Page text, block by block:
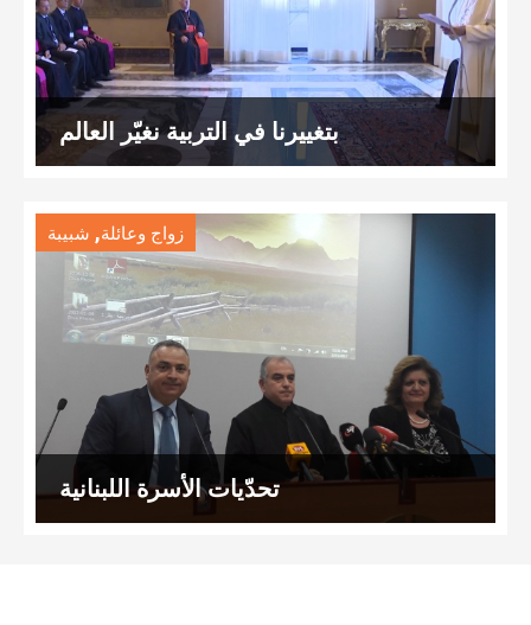
بتغييرنا في التربية نغيّر العالم
زواج وعائلة, شبيبة
تحدّيات الأسرة اللبنانية